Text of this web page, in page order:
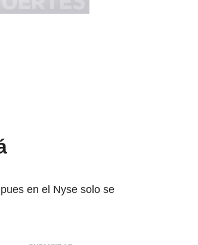
en el Nyse solo se